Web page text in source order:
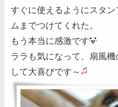
すぐに使えるようにスタ
ムまでつけてくれた。
もう本当に感激です
ララも気になって、扇風
して大喜びです～